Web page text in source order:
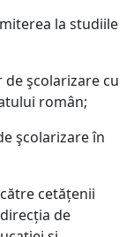
la studiile
şcolarizare cu
român;
şcolarizare în
cetățenii
de